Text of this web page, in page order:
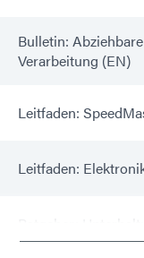
Bulletin:
Verarbeitung (EN)
Leitfaden:
Leitfaden: